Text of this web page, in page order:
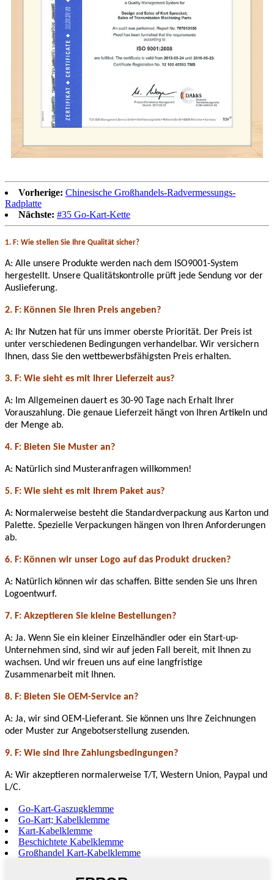
Vorherige: Chinesische Großhandels-Radvermessungs-
Radplatte
Nächste: #35 Go-Kart-Kette
1. F: Wie stellen Sie Ihre Qualität sicher?
A: Alle unsere Produkte werden nach dem ISO9001-System
hergestellt. Unsere Qualitätskontrolle prüft jede Sendung vor der
Auslieferung.
2. F: Können Sie Ihren Preis angeben?
A: Ihr Nutzen hat für uns immer oberste Priorität. Der Preis ist
unter verschiedenen Bedingungen verhandelbar. Wir versichern
Ihnen, dass Sie den wettbewerbsfähigsten Preis erhalten.
3. F: Wie sieht es mit Ihrer Lieferzeit aus?
A: Im Allgemeinen dauert es 30-90 Tage nach Erhalt Ihrer
Vorauszahlung. Die genaue Lieferzeit hängt von Ihren Artikeln und
der Menge ab.
4. F: Bieten Sie Muster an?
A: Natürlich sind Musteranfragen willkommen!
5. F: Wie sieht es mit Ihrem Paket aus?
A: Normalerweise besteht die Standardverpackung aus Karton und
Palette. Spezielle Verpackungen hängen von Ihren Anforderungen
ab.
6. F: Können wir unser Logo auf das Produkt drucken?
A: Natürlich können wir das schaffen. Bitte senden Sie uns Ihren
Logoentwurf.
7. F: Akzeptieren Sie kleine Bestellungen?
A: Ja. Wenn Sie ein kleiner Einzelhändler oder ein Start-up-
Unternehmen sind, sind wir auf jeden Fall bereit, mit Ihnen zu
wachsen. Und wir freuen uns auf eine langfristige
Zusammenarbeit mit Ihnen.
8. F: Bieten Sie OEM-Service an?
A: Ja, wir sind OEM-Lieferant. Sie können uns Ihre Zeichnungen
oder Muster zur Angebotserstellung zusenden.
9. F: Wie sind Ihre Zahlungsbedingungen?
A: Wir akzeptieren normalerweise T/T, Western Union, Paypal und
L/C.
Go-Kart-Gaszugklemme
Go-Kart; Kabelklemme
Kart-Kabelklemme
Beschichtete Kabelklemme
Großhandel Kart-Kabelklemme